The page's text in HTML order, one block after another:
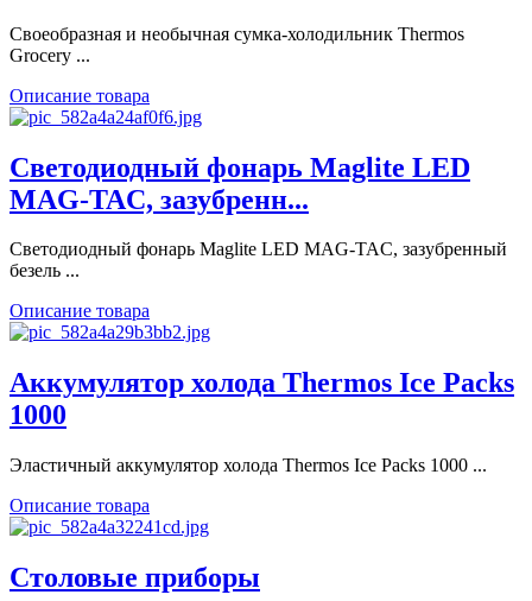
Своеобразная и необычная сумка-холодильник Thermos
Grocery ...
Описание товара
Светодиодный фонарь Maglite LED
MAG-TAC, зазубренн...
Светодиодный фонарь Maglite LED MAG-TAC, зазубренный
безель ...
Описание товара
Аккумулятор холода Thermos Ice Packs
1000
Эластичный аккумулятор холода Thermos Ice Packs 1000 ...
Описание товара
Столовые приборы